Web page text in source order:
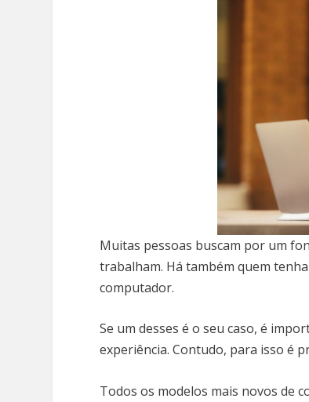
Muitas pessoas buscam por um
trabalham. Há também quem
computador.
Se um desses é o seu caso, é
experiência. Contudo, para isso é
Todos os modelos mais novos de